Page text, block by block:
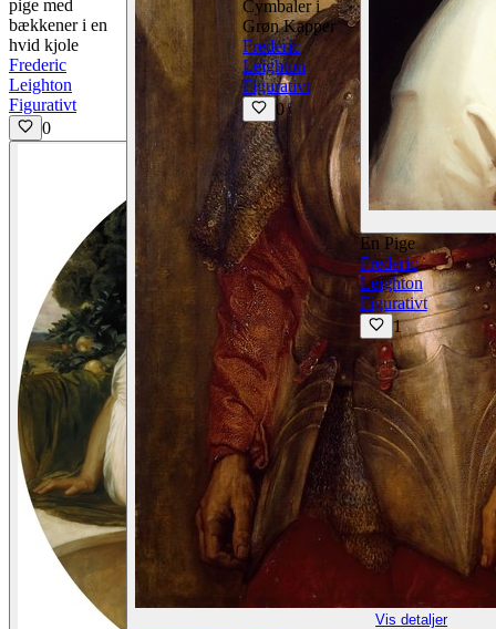
pige med
bækkener i en
hvid kjole
Frederic
Leighton
Figurativt
0
Vis detaljer
Cymbaler i
Grøn Kapper
Frederic
Leighton
Figurativt
0
En Pige
Frederic
Leighton
Figurativt
1